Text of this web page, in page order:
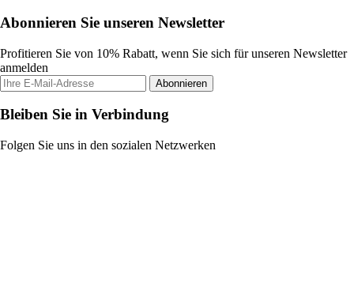
Abonnieren Sie unseren Newsletter
Profitieren Sie von 10% Rabatt, wenn Sie sich für unseren Newsletter
anmelden
Abonnieren
Bleiben Sie in Verbindung
Folgen Sie uns in den sozialen Netzwerken